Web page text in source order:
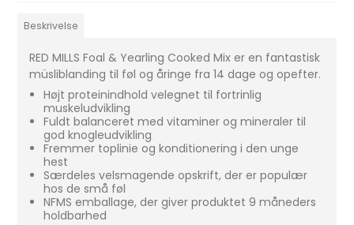
Beskrivelse
RED MILLS Foal & Yearling Cooked Mix er en fantastisk
müsliblanding til føl og åringe fra 14 dage og opefter.
Højt proteinindhold velegnet til fortrinlig
muskeludvikling
Fuldt balanceret med vitaminer og mineraler til
god knogleudvikling
Fremmer toplinie og konditionering i den unge
hest
Særdeles velsmagende opskrift, der er populær
hos de små føl
NFMS emballage, der giver produktet 9 måneders
holdbarhed